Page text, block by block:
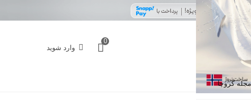
0
وارد شوید
مجله گروچا